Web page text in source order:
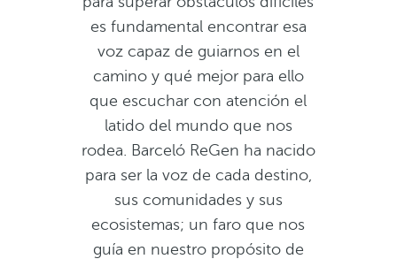
es fundamental encontrar esa
voz capaz de guiarnos en el
camino y qué mejor para ello
que escuchar con atención el
latido del mundo que nos
rodea. Barceló ReGen ha nacido
para ser la voz de cada destino,
sus comunidades y sus
ecosistemas; un faro que nos
guía en nuestro propósito de